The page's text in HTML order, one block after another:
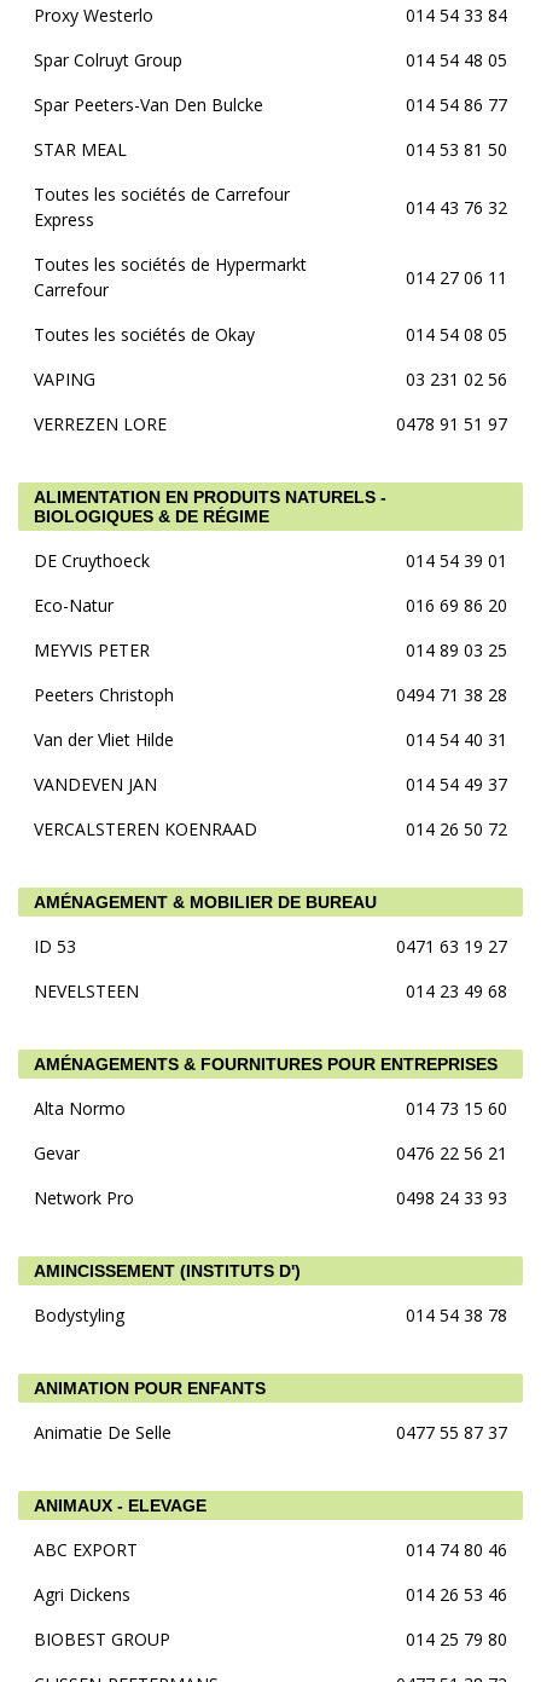
Proxy Westerlo
014 54 33 84
Spar Colruyt Group
014 54 48 05
Spar Peeters-Van Den Bulcke
014 54 86 77
STAR MEAL
014 53 81 50
Toutes les sociétés de Carrefour
Express
014 43 76 32
Toutes les sociétés de Hypermarkt
Carrefour
014 27 06 11
Toutes les sociétés de Okay
014 54 08 05
VAPING
03 231 02 56
VERREZEN LORE
0478 91 51 97
ALIMENTATION EN PRODUITS NATURELS -
BIOLOGIQUES & DE RÉGIME
DE Cruythoeck
014 54 39 01
Eco-Natur
016 69 86 20
MEYVIS PETER
014 89 03 25
Peeters Christoph
0494 71 38 28
Van der Vliet Hilde
014 54 40 31
VANDEVEN JAN
014 54 49 37
VERCALSTEREN KOENRAAD
014 26 50 72
AMÉNAGEMENT & MOBILIER DE BUREAU
ID 53
0471 63 19 27
NEVELSTEEN
014 23 49 68
AMÉNAGEMENTS & FOURNITURES POUR ENTREPRISES
Alta Normo
014 73 15 60
Gevar
0476 22 56 21
Network Pro
0498 24 33 93
AMINCISSEMENT (INSTITUTS D')
Bodystyling 014 54 38 78
ANIMATION POUR ENFANTS
Animatie De Selle 0477 55 87 37
ANIMAUX - ELEVAGE
ABC EXPORT
014 74 80 46
Agri Dickens
014 26 53 46
BIOBEST GROUP
014 25 79 80